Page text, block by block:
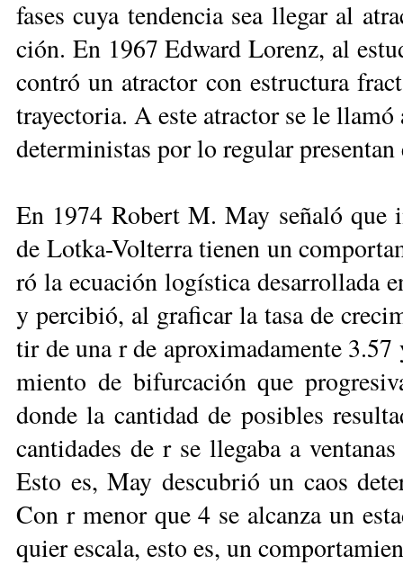
fa­ses cu­ya ten­den­cia sea lle­gar al
ción. En 1967 Ed­ward Lo­renz, al
con­tró un atrac­tor con es­truc­tu­ra
tra­yec­to­ria. A es­te atrac­tor se le
de­ter­mi­nis­tas por lo re­gu­lar
En 1974 Ro­bert M. May se­ña­ló que
de Lot­ka-Vol­te­rra tie­nen un
ró la ecua­ción lo­gís­ti­ca de­sa­rro­lla­da
y per­ci­bió, al gra­fi­car la ta­sa de
tir de una r de apro­xi­ma­da­men­te
mien­to de bi­fur­ca­ción que
don­de la can­ti­dad de po­si­bles
can­ti­da­des de r se lle­ga­ba a
Es­to es, May des­cu­brió un caos
Con r me­nor que 4 se al­can­za un
quier es­ca­la, es­to es, un